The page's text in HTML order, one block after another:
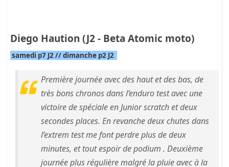
Diego Haution (J2 - Beta Atomic moto)
samedi p7 J2 // dimanche p2 J2
Première journée avec des haut et des bas, de
très bons chronos dans l’enduro test avec une
victoire de spéciale en Junior scratch et deux
secondes places. En revanche deux chutes dans
l’extrem test me font perdre plus de deux
minutes, et tout espoir de podium . Deuxième
journée plus régulière malgré la pluie avec à la